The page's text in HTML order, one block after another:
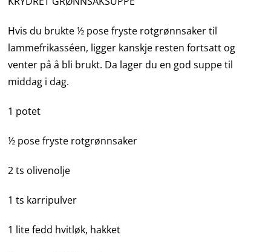
Hvis du brukte ½ pose fryste rotgrønnsaker til
lammefrikasséen, ligger kanskje resten fortsatt og
venter på å bli brukt. Da lager du en god suppe til
middag i dag.
1 potet
½ pose fryste rotgrønnsaker
2 ts olivenolje
1 ts karripulver
1 lite fedd hvitløk, hakket